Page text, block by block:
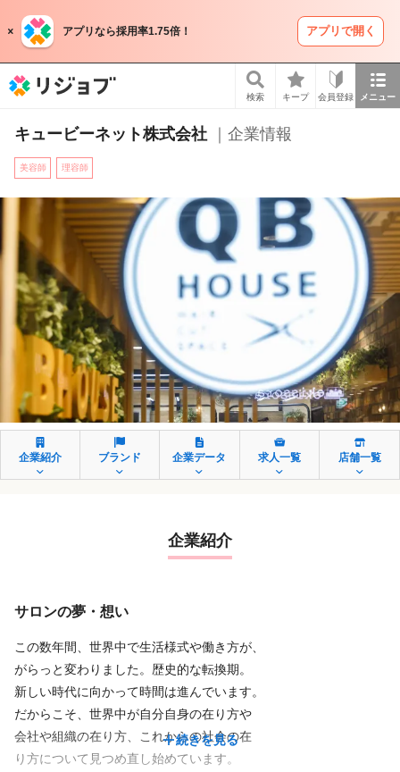
アプリなら採用率1.75倍！ アプリで開く
検索 キープ 会員登録 メニュー
キュービーネット株式会社 ｜企業情報
美容師 理容師
企業紹介 ブランド 企業データ 求人一覧 店舗一覧
企業紹介
サロンの夢・想い
この数年間、世界中で生活様式や働き方が、
がらっと変わりました。歴史的な転換期。
新しい時代に向かって時間は進んでいます。
だからこそ、世界中が自分自身の在り方や
会社や組織の在り方、これからの社会の在
り方について見つめ直し始めています。
続きを見る